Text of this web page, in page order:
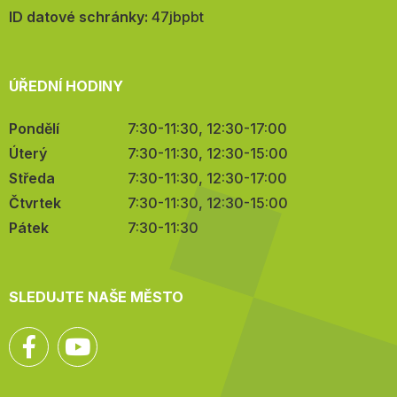
mail:
ID datové schránky: 47jbpbt
ÚŘEDNÍ HODINY
Pondělí
7:30-11:30, 12:30-17:00
Úterý
7:30-11:30, 12:30-15:00
Středa
7:30-11:30, 12:30-17:00
Čtvrtek
7:30-11:30, 12:30-15:00
Pátek
7:30-11:30
SLEDUJTE NAŠE MĚSTO
Facebook